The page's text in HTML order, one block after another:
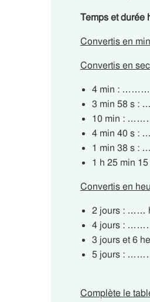
Temps et durée
Convertis en
Convertis en
4 min :
3 min 58 s
10 min :
4 min 40 s
1 min 38 s
1 h 25 min
Convertis en
2 jours : ……
4 jours :
3 jours et 6
5 jours :
Complète le